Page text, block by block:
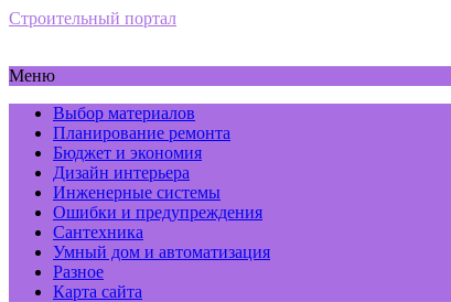
Строительный портал
Меню
Выбор материалов
Планирование ремонта
Бюджет и экономия
Дизайн интерьера
Инженерные системы
Ошибки и предупреждения
Сантехника
Умный дом и автоматизация
Разное
Карта сайта